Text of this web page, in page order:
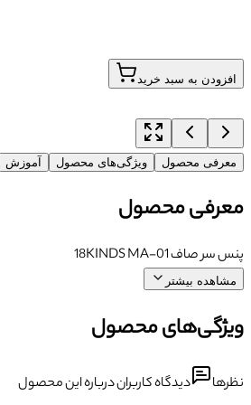
افزودن به سبد خرید
معرفی محصول ویژگی‌های محصول آموزش
معرفی محصول
پنس سر صاف 18KINDS MA-01
مشاهده بیشتر
ویژگی‌های محصول
نظرها دیدگاه کاربران درباره این محصول